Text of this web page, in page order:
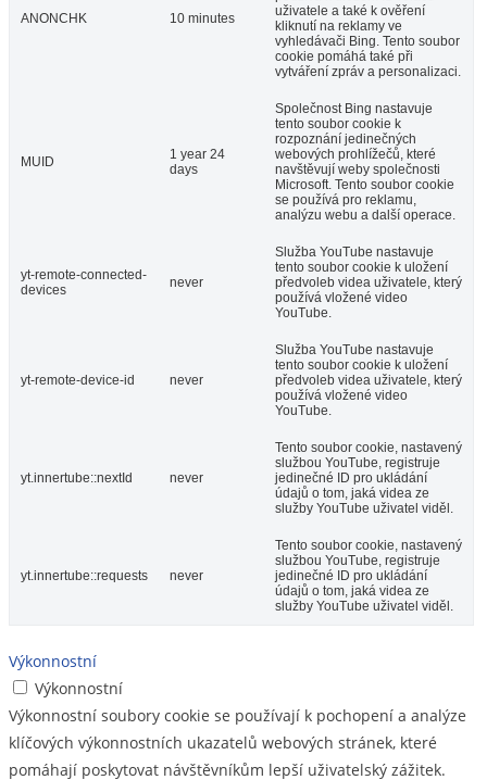
ANONCHK 10 minutes
uživatele a také k ověření
kliknutí na reklamy ve
vyhledávači Bing. Tento soubor
cookie pomáhá také při
vytváření zpráv a personalizaci.
MUID
1 year 24
days
Společnost Bing nastavuje
tento soubor cookie k
rozpoznání jedinečných
webových prohlížečů, které
navštěvují weby společnosti
Microsoft. Tento soubor cookie
se používá pro reklamu,
analýzu webu a další operace.
yt-remote-connected-
devices
never
Služba YouTube nastavuje
tento soubor cookie k uložení
předvoleb videa uživatele, který
používá vložené video
YouTube.
yt-remote-device-id never
Služba YouTube nastavuje
tento soubor cookie k uložení
předvoleb videa uživatele, který
používá vložené video
YouTube.
yt.innertube::nextId never
Tento soubor cookie, nastavený
službou YouTube, registruje
jedinečné ID pro ukládání
údajů o tom, jaká videa ze
služby YouTube uživatel viděl.
yt.innertube::requests never
Tento soubor cookie, nastavený
službou YouTube, registruje
jedinečné ID pro ukládání
údajů o tom, jaká videa ze
služby YouTube uživatel viděl.
Výkonnostní
Výkonnostní
Výkonnostní soubory cookie se používají k pochopení a analýze
klíčových výkonnostních ukazatelů webových stránek, které
pomáhají poskytovat návštěvníkům lepší uživatelský zážitek.